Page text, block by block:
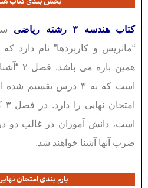
کتاب هندسه ۳ رشته ریاضی
“ماتریس و کاربردها” نام دارد
همین
است که به ۳ درس تقسیم
است، دانش آموزان در غالب دو
ضرب آنها آشنا خواهند شد.
بارم بندی امتحان